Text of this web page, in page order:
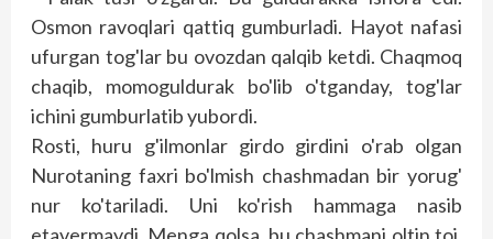
Osmon ravoqlari qattiq gumburladi. Hayot nafasi
ufurgan tog'lar bu ovozdan qalqib ketdi. Chaqmoq
chaqib, momoguldurak bo'lib o'tganday, tog'lar
ichini gumburlatib yubordi.
Rosti, huru g'ilmonlar girdo girdini o'rab olgan
Nurotaning faxri bo'lmish chashmadan bir yorug'
nur ko'tariladi. Uni ko'rish hammaga nasib